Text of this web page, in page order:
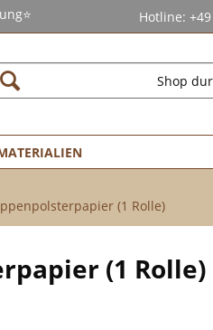
Hotline:
(1 Rolle)
(1 Rolle)